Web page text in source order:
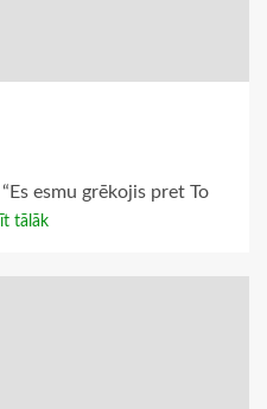
esmu grēkojis pret To
tālāk